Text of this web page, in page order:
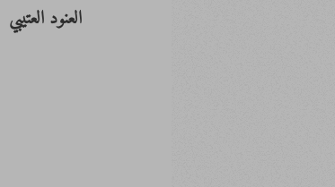
العنود العتيبي